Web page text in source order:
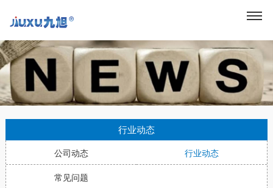
行业动态
公司动态 行业动态
常见问题